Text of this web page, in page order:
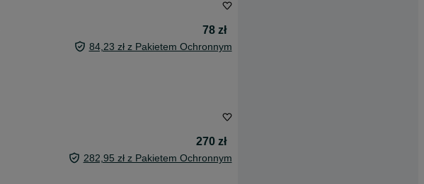
78 zł
84,23 zł z Pakietem Ochronnym
270 zł
282,95 zł z Pakietem Ochronnym